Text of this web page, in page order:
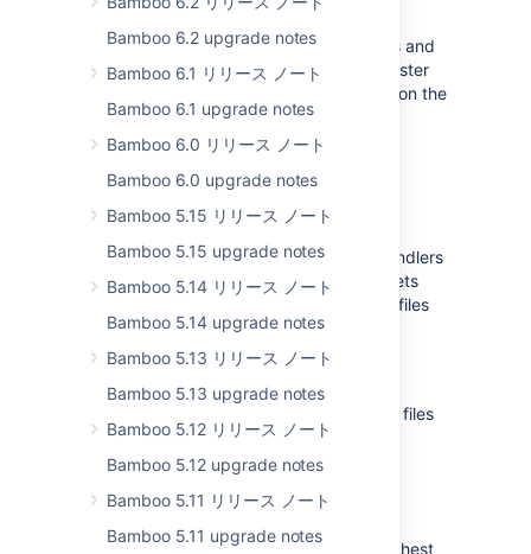
Bamboo 6.2 upgrade notes
Bamboo 6.1 リリース ノート
Bamboo 6.1 upgrade notes
Bamboo 6.0 リリース ノート
Bamboo 6.0 upgrade notes
Bamboo 5.15 リリース ノート
Bamboo 5.15 upgrade notes
Bamboo 5.14 リリース ノート
Bamboo 5.14 upgrade notes
Bamboo 5.13 リリース ノート
Bamboo 5.13 upgrade notes
Bamboo 5.12 リリース ノート
Bamboo 5.12 upgrade notes
Bamboo 5.11 リリース ノート
Bamboo 5.11 upgrade notes
deployments-related REST API endpoints and
UI views. Now, the results are returned faster
and the response time is less dependent on the
size of your Bamboo instance.
Artifacts travel at greater speeds
DATA CENTER SERVER
The Bamboo server and SFTP artifact handlers
gained a package threshold option that lets
you set the maximum allowed number of files
per artifact. When the number of files in
artifacts exceeds this threshold, they are
This feature prevents artifacts with many files
from causing performance bottlenecks.
Enhanced security
Since security is often our customers' highest